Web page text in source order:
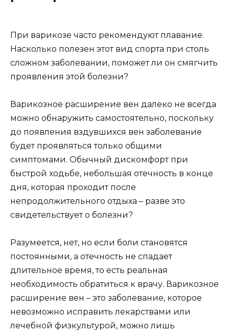
При варикозе часто рекомендуют плавание.
Насколько полезен этот вид спорта при столь
сложном заболевании, поможет ли он смягчить
проявления этой болезни?
Варикозное расширение вен далеко не всегда
можно обнаружить самостоятельно, поскольку
до появления вздувшихся вен заболевание
будет проявляться только общими
симптомами. Обычный дискомфорт при
быстрой ходьбе, небольшая отечность в конце
дня, которая проходит после
непродолжительного отдыха – разве это
свидетельствует о болезни?
Разумеется, нет, но если боли становятся
постоянными, а отечность не спадает
длительное время, то есть реальная
необходимость обратиться к врачу. Варикозное
расширение вен – это заболевание, которое
невозможно исправить лекарствами или
лечебной физкультурой, можно лишь